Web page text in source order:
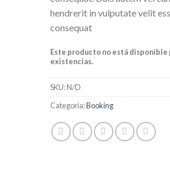
hendrerit in vulputate velit
consequat
Este producto no está disponible
existencias.
SKU:N/D
Categoría:Booking